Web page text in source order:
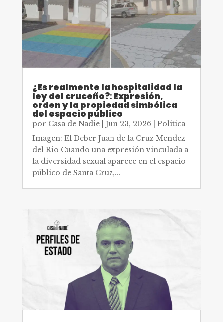
¿Es realmente la hospitalidad la
ley del cruceño?: Expresión,
orden y la propiedad simbólica
del espacio público
por Casa de Nadie| Jun 23, 2026
Política
Imagen: El Deber Juan de la Cruz Mendez
del Rio Cuando una expresión vinculada a
la diversidad sexual aparece en el espacio
público de Santa Cruz,...